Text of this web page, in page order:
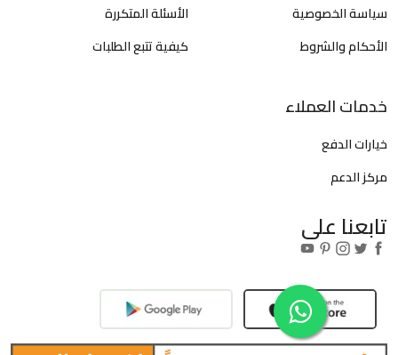
سياسة الخصوصية
الأحكام والشروط
الأسئلة المتكررة
كيفية تتبع الطلبات
خدمات العملاء
خيارات الدفع
مركز الدعم
تابعنا على